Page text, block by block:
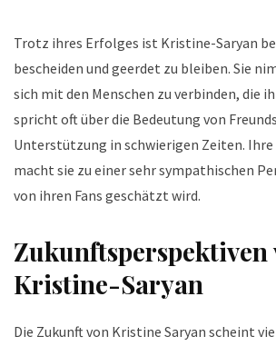
Trotz ihres Erfolges ist Kristine-Saryan
bescheiden und geerdet zu bleiben. Sie
sich mit den Menschen zu verbinden, die
spricht oft über die Bedeutung von
Unterstützung in schwierigen Zeiten.
macht sie zu einer sehr sympathischen
von ihren Fans geschätzt wird.
Zukunftsperspektiven
Kristine-Saryan
Die Zukunft von Kristine Saryan scheint